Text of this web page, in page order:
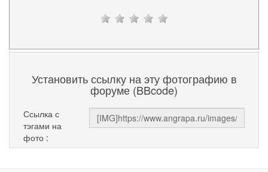
Установить ссылку на эту фотографию в
форуме (BBcode)
Ссылка с
тэгами на
фото :